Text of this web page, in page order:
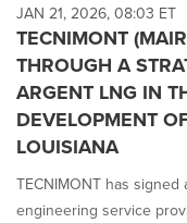
JAN 21, 2026, 08:03 ET
TECNIMONT
THROUGH A
ARGENT LNG IN
DEVELOPMENT
LOUISIANA
TECNIMONT has
engineering service